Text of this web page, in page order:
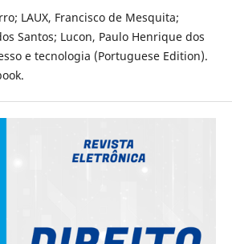
LAUX, Francisco de Mesquita;
Santos; Lucon, Paulo Henrique dos
e tecnologia (Portuguese Edition).